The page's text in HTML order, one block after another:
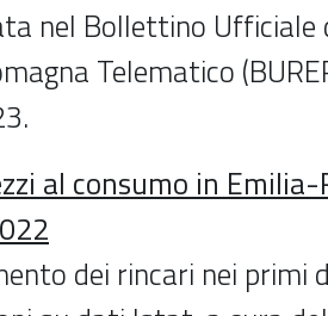
nel Bollettino Ufficiale
Telematico
al consumo in
dei rincari nei primi